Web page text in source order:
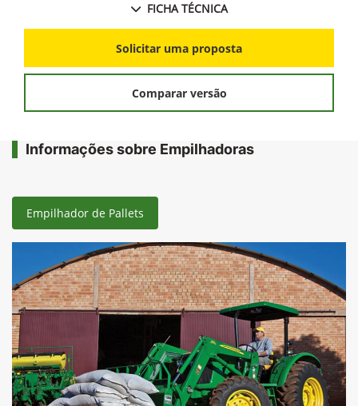
FICHA TÉCNICA
Solicitar uma proposta
Comparar versão
Informações sobre Empilhadoras
Empilhador de Pallets